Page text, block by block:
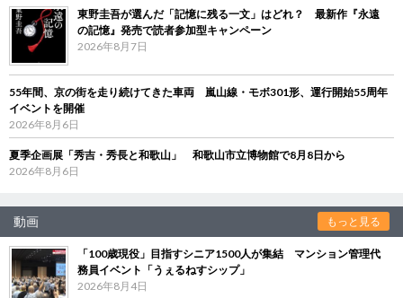
東野圭吾が選んだ「記憶に残る一文」はどれ？ 最新作『永遠
の記憶』発売で読者参加型キャンペーン
2026年8月7日
55年間、京の街を走り続けてきた車両 嵐山線・モボ301形、運行開始55周年
イベントを開催
2026年8月6日
夏季企画展「秀吉・秀長と和歌山」 和歌山市立博物館で8月8日から
2026年8月6日
動画 もっと見る
「100歳現役」目指すシニア1500人が集結 マンション管理代
務員イベント「うぇるねすシップ」
2026年8月4日